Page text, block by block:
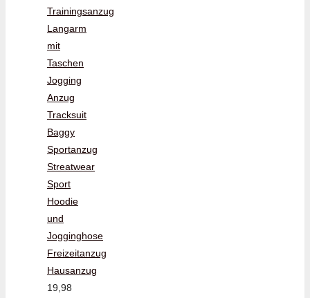
Trainingsanzug
Langarm
mit
Taschen
Jogging
Anzug
Tracksuit
Baggy
Sportanzug
Streatwear
Sport
Hoodie
und
Jogginghose
Freizeitanzug
Hausanzug
19,98